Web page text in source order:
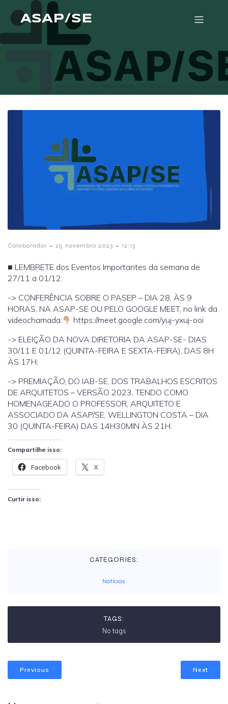
ASAP/SE
Colaborador - 25 novembro 2023 - 12:13
■ LEMBRETE dos Eventos Importantes da semana de
27/11 a 01/12:
-> CONFERÊNCIA SOBRE O PASEP – DIA 28, ÀS 9
HORAS, NA ASAP-SE OU PELO GOOGLE MEET, no link da
videochamada:
https://meet.google.com/yuj-yxuj-ooi
-> ELEIÇÃO DA NOVA DIRETORIA DA ASAP-SE- DIAS
30/11 E 01/12 (QUINTA-FEIRA E SEXTA-FEIRA), DAS 8H
ÀS 17H;
-> PREMIAÇÃO, DO IAB-SE, DOS TRABALHOS ESCRITOS
DE ARQUITETOS – VERSÃO 2023, TENDO COMO
HOMENAGEADO O PROFESSOR, ARQUITETO E
ASSOCIADO DA ASAP/SE, WELLINGTON COSTA – DIA
30 (QUINTA-FEIRA) DAS 14H30MIN ÀS 21H.
Compartilhe isso:
Facebook X
Curtir isso:
CATEGORIES:
Notícias
TAGS:
No tags
Previous Next